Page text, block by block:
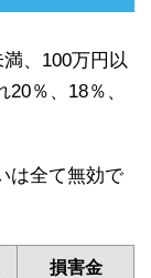
、100万円以
％、18％、
は全て無効で
損害金